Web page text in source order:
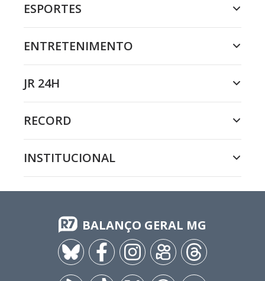
ESPORTES
ENTRETENIMENTO
JR 24H
RECORD
INSTITUCIONAL
BALANÇO GERAL MG